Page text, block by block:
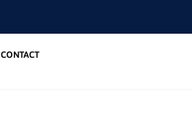
CONTACT